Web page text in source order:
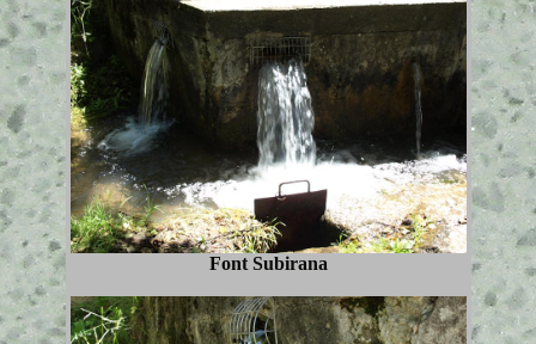
Font Subirana